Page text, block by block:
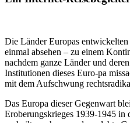
Die Länder Europas
einmal absehen – zu einem
nachdem ganze Länder und
Institutionen dieses Euro-pa
mit dem Aufschwung
Das Europa dieser Gegenwart
Eroberungskrieges 1939-1945 in